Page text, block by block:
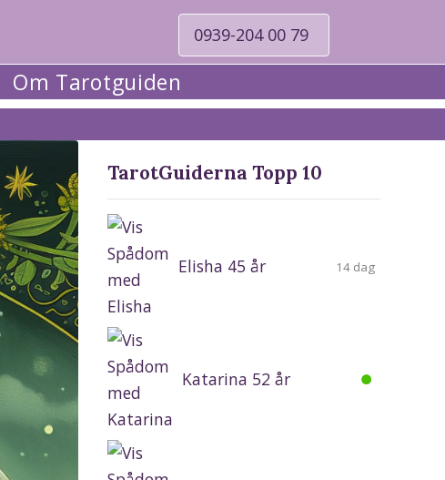
0939-204 00 79
Om Tarotguiden
TarotGuiderna Topp 10
Elisha 45 år 14 dag
Katarina 52 år